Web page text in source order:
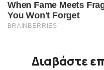
Διαβάστε